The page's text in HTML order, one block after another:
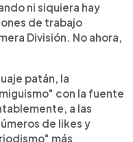
ni siquiera hay
de trabajo
División. No ahora,
patán, la
con la fuente
a las
de likes y
más